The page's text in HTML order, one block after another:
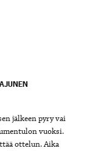
jälkeen pyry vai
vuoksi.
ottelun. Aika